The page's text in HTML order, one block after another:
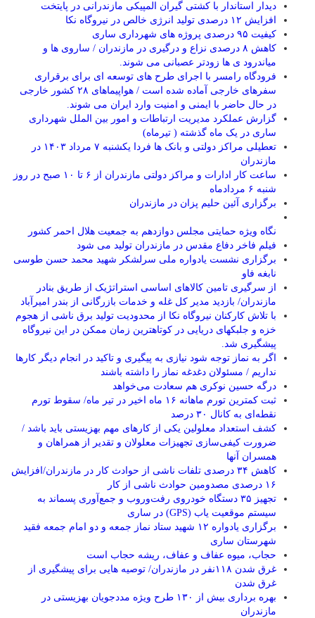
دیدار استاندار با کشتی گیران المپیکی مازندرانی در پایتخت
افزایش ۱۲ درصدی تولید انرژی خالص در نیروگاه نکا
کیفیت ۹۵ درصدی پروژه های شهرداری ساری
کاهش ۸ درصدی نزاع و درگیری در مازندران / ساروی ها و
میاندرود ی ها زودتر عصبانی می شوند.
فرودگاه رامسر با اجرای طرح های توسعه ای برای برقراری
سفرهای خارجی آماده شده است / هواپیماهای ۲۸ کشور خارجی
در حال حاضر با ایمنی و امنیت وارد ایران می شوند.
گزارش عملکرد مدیریت ارتباطات و امور بین الملل شهرداری
ساری در یک ماه گذشته ( تیرماه)
تعطیلی مراکز دولتی و بانک ها فردا یکشنبه ۷ مرداد ۱۴۰۳ در
مازندران
ساعت کار ادارات و مراکز دولتی مازندران از ۶ تا ۱۰ صبح در روز
شنبه ۶ مردادماه
برگزاری آئین حلیم پزان در مازندران
نگاه ویژه حمایتی مجلس دوازدهم به جمعیت هلال احمر کشور
فیلم فاخر دفاع مقدس در مازندران تولید می شود
برگزاری نشست یادواره ملی سرلشکر شهید محمد حسن طوسی
نابغه فاو
از سرگیری تامین کالاهای اساسی استراتژیک از طریق بنادر
مازندران/ بازدید مدیر کل غله و خدمات بازرگانی از بندر امیرآباد
با تلاش کارکنان نیروگاه نکا از محدودیت تولید برق ناشی از هجوم
خزه و جلبکهای دریایی در کوتاهترین زمان ممکن در این نیروگاه
پیشگیری شد.
اگر به نماز توجه شود نیازی به پیگیری و تاکید در انجام دیگر کارها
نداریم / مسئولان دغدغه نماز را داشته باشند
درگه حسین نوکری هم سعادت می‌خواهد
ثبت کمترین تورم ماهانه ۱۶ ماه اخیر در تیر ماه/ سقوط تورم
نقطه‌ای به کانال ۳۰ درصد
کشف استعداد معلولین یکی از کارهای مهم بهزیستی باید باشد /
ضرورت کیفی‌سازی تجهیزات معلولان و تقدیر از همراهان و
همسران آنها
کاهش ۳۴ درصدی تلفات ناشی از حوادث كار در مازندران/افزایش
۱۶ درصدی مصدومین حوادث ناشی از کار
تجهیز ۳۵ دستگاه خودروی رفت‌وروب و جمع‌آوری پسماند به
سیستم موقعیت یاب (GPS) در ساری
برگزاری یادواره ۱۲ شهید ستاد نماز جمعه و دو امام جمعه فقید
شهرستان ساری
حجاب، میوه عفاف و عفاف، ریشه حجاب است
غرق شدن ۱۱۸نفر در مازندران/ توصيه هايی برای پيشگيری از
غرق شدن
بهره برداری بیش از ۱۳۰ طرح ویژه مددجویان بهزیستی در
مازندران